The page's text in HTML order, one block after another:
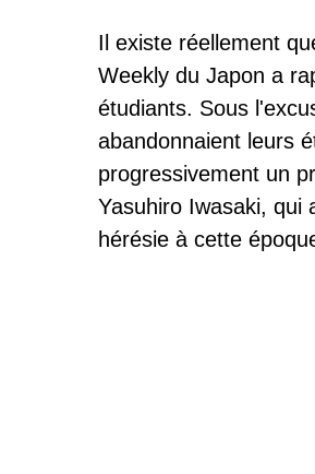
Il existe réellement
Weekly du Japon a
étudiants. Sous
abandonnaient leurs
progressivement un
Yasuhiro Iwasaki, qui
hérésie à cette